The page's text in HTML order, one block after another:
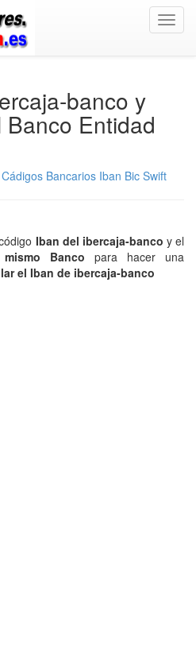
banco y
Banco Entidad
Cádigos Bancarios Iban Bic Swift
Iban del ibercaja-banco y el
Banco para hacer una
el Iban de ibercaja-banco